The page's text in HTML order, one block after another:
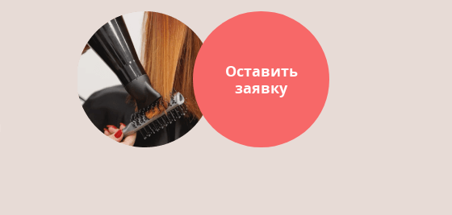
Оставить
заявку